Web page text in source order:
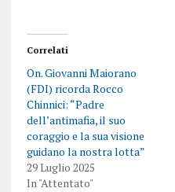
Correlati
On. Giovanni Maiorano
(FDI) ricorda Rocco
Chinnici: “Padre
dell’antimafia, il suo
coraggio e la sua visione
guidano la nostra lotta”
29 Luglio 2025
In "Attentato"